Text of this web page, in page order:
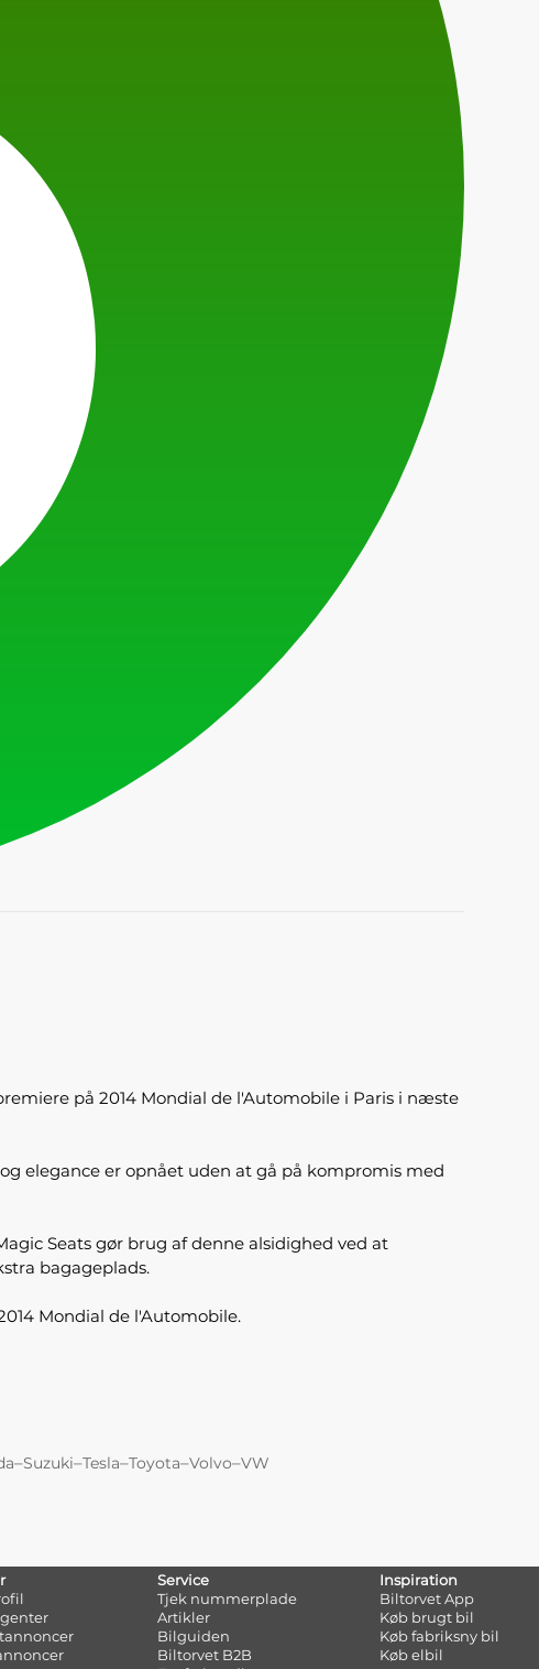
på 2014 Mondial de l'Automobile i Paris i næste
elegance er opnået uden at gå på kompromis med
Seats gør brug af denne alsidighed ved at
bagageplads.
Mondial de l'Automobile.
–Suzuki–Tesla–Toyota–Volvo–VW
Service
Tjek nummerplade
Artikler
Bilguiden
Biltorvet B2B
Inspiration
Biltorvet App
Køb brugt bil
Køb fabriksny bil
Køb elbil